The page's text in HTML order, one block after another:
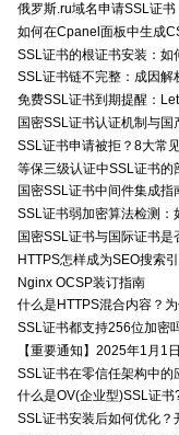
俄罗斯.ru域名申请SSL证书
如何在Cpanel面板中生成
SSL证书的根证书安装：
SSL证书链不完整：成因
免费SSL证书到期提醒：
国密SSL证书认证机制与
SSL证书申请被拒？8大常
等保三级认证中SSL证书的
国密SSL证书中间件集成
SSL证书弱加密算法检测
国密SSL证书与国际证书是
HTTPS怎样成为SEO搜索
Nginx OCSP装订指南
什么是HTTPS混合内容？
SSL证书都支持256位加密
【重要通知】2025年1月1
SSL证书在零信任架构中的
什么是OV(企业型)SSL证书
SSL证书安装后如何优化